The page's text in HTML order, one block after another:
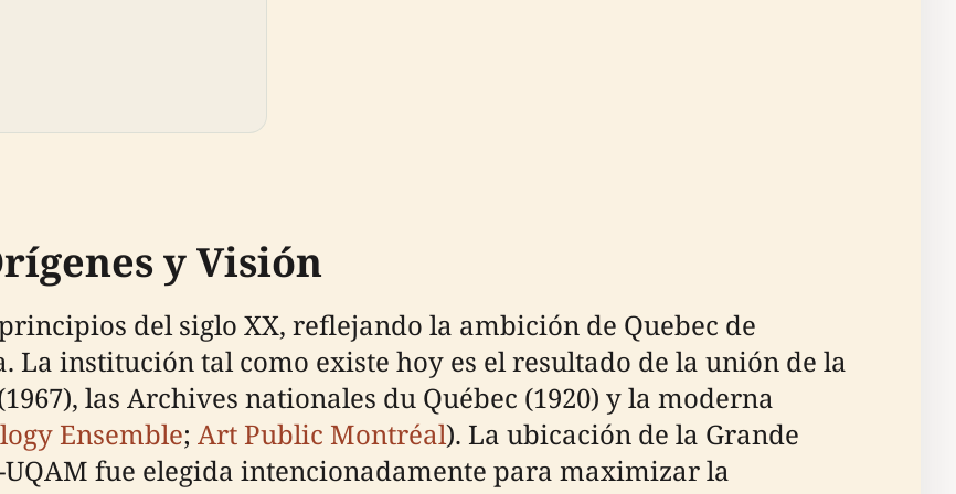
y Visión
del siglo XX, reflejando la ambición de Quebec de
La institución tal como existe hoy es el resultado de la unión de la
las Archives nationales du Québec (1920) y la moderna
Ensemble; Art Public Montréal). La ubicación de la Grande
fue elegida intencionadamente para maximizar la